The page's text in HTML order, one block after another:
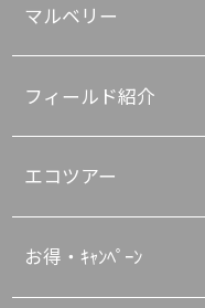
マルベリー
フィールド紹介
エコツアー
お得・ｷｬﾝﾍﾟｰﾝ